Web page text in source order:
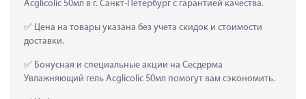
Acglicolic 50мл в г. Санкт-Петербург с гарантией качества.
Цена на товары указана без учета скидок и стоимости
доставки.
Бонусная и специальные акции на Сесдерма
Увлажняющий гель Acglicolic 50мл помогут вам сэкономить.